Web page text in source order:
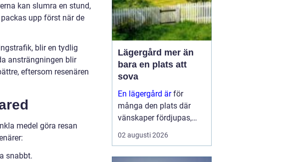
kan slumra en stund,
upp först när de
blir en tydlig
ansträngningen blir
eftersom resenären
medel göra resan
snabbt.
Lägergård mer än
bara en plats att
sova
En lägergård ärför
många den plats där
vänskaper fördjupas,
grupper formas och
viktiga samtal får tid och
02 augusti 2026